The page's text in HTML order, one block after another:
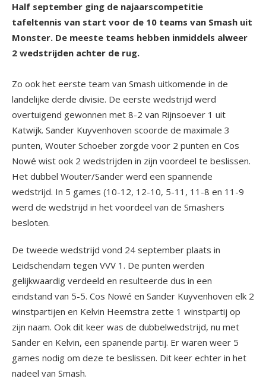
Half september ging de najaarscompetitie
tafeltennis van start voor de 10 teams van Smash uit
Monster. De meeste teams hebben inmiddels alweer
2 wedstrijden achter de rug.
Zo ook het eerste team van Smash uitkomende in de
landelijke derde divisie. De eerste wedstrijd werd
overtuigend gewonnen met 8-2 van Rijnsoever 1 uit
Katwijk. Sander Kuyvenhoven scoorde de maximale 3
punten, Wouter Schoeber zorgde voor 2 punten en Cos
Nowé wist ook 2 wedstrijden in zijn voordeel te beslissen.
Het dubbel Wouter/Sander werd een spannende
wedstrijd. In 5 games (10-12, 12-10, 5-11, 11-8 en 11-9
werd de wedstrijd in het voordeel van de Smashers
besloten.
De tweede wedstrijd vond 24 september plaats in
Leidschendam tegen VVV 1. De punten werden
gelijkwaardig verdeeld en resulteerde dus in een
eindstand van 5-5. Cos Nowé en Sander Kuyvenhoven elk 2
winstpartijen en Kelvin Heemstra zette 1 winstpartij op
zijn naam. Ook dit keer was de dubbelwedstrijd, nu met
Sander en Kelvin, een spanende partij. Er waren weer 5
games nodig om deze te beslissen. Dit keer echter in het
nadeel van Smash.